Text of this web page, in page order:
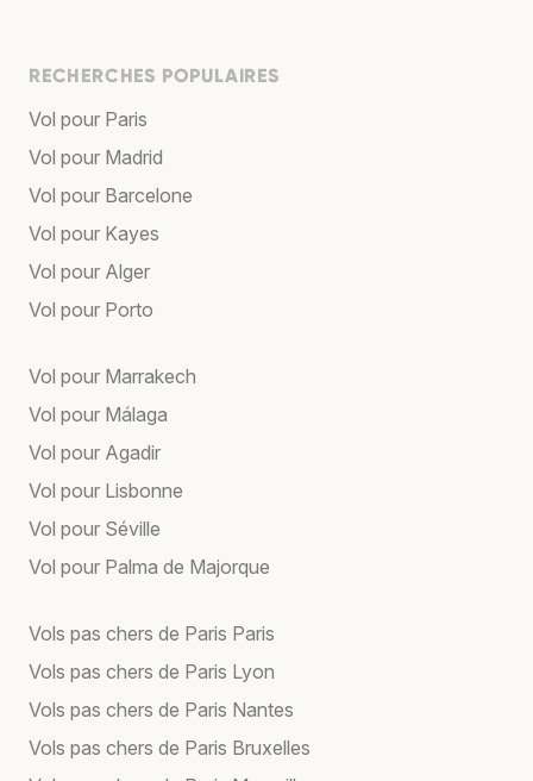
RECHERCHES POPULAIRES
Vol pour Paris
Vol pour Madrid
Vol pour Barcelone
Vol pour Kayes
Vol pour Alger
Vol pour Porto
Vol pour Marrakech
Vol pour Málaga
Vol pour Agadir
Vol pour Lisbonne
Vol pour Séville
Vol pour Palma de Majorque
Vols pas chers de Paris Paris
Vols pas chers de Paris Lyon
Vols pas chers de Paris Nantes
Vols pas chers de Paris Bruxelles